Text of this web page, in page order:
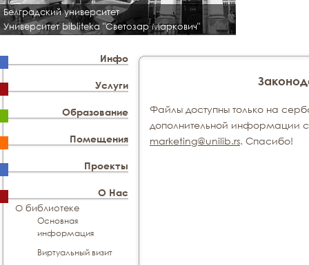
Белградский университет
Университет bibliteka "Светозар Маркович"
Инфо
Услуги
Образование
Помещения
Проекты
О Нас
О библиотеке
Основная
информация
Виртуальный визит
Файлы доступны только на
дополнительной информации
marketing@unilib.rs. Спасибо!